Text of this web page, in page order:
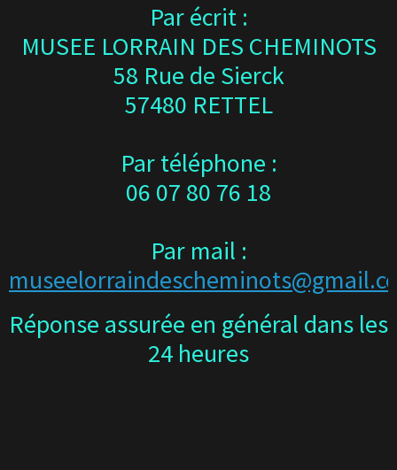
Par écrit :
MUSEE LORRAIN DES CHEMINOTS
58 Rue de Sierck
57480 RETTEL
Par téléphone :
06 07 80 76 18
Par mail :
Réponse assurée en général dans les
24 heures